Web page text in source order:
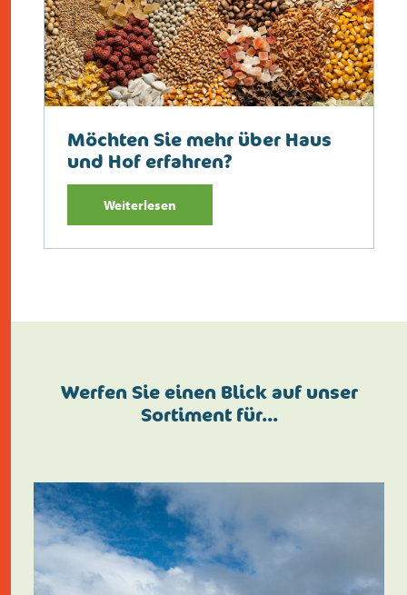
Möchten Sie mehr über Haus
und Hof erfahren?
Weiterlesen
Werfen Sie einen Blick auf unser
Sortiment für…